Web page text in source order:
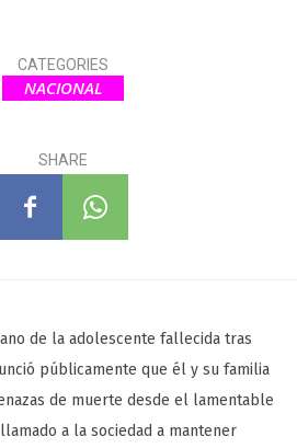
CATEGORIES
NACIONAL
SHARE
de la adolescente fallecida tras
públicamente que él y su familia
de muerte desde el lamentable
a la sociedad a mantener